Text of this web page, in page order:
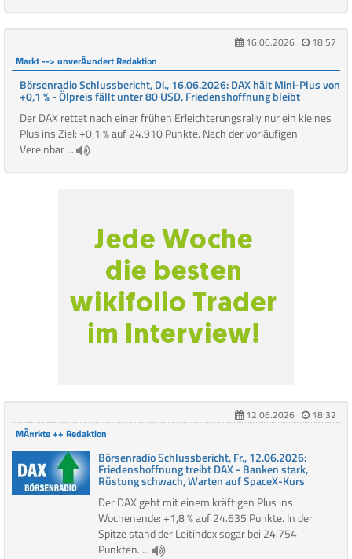
16.06.2026
18:57
Markt --> unverÃ¤ndert Redaktion
Börsenradio Schlussbericht, Di., 16.06.2026: DAX hält Mini-Plus von
+0,1 % - Ölpreis fällt unter 80 USD, Friedenshoffnung bleibt
Der DAX rettet nach einer frühen Erleichterungsrally nur ein kleines
Plus ins Ziel: +0,1 % auf 24.910 Punkte. Nach der vorläufigen
Vereinbar ...
12.06.2026
18:32
MÃ¤rkte ++ Redaktion
Börsenradio Schlussbericht, Fr., 12.06.2026:
Friedenshoffnung treibt DAX - Banken stark,
Rüstung schwach, Warten auf SpaceX-Kurs
Der DAX geht mit einem kräftigen Plus ins
Wochenende: +1,8 % auf 24.635 Punkte. In der
Spitze stand der Leitindex sogar bei 24.754
Punkten. ...